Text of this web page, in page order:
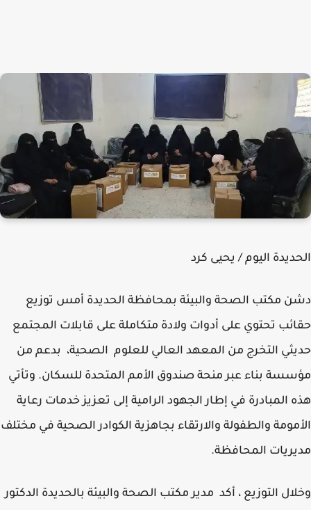
اليوم / يحيى كرد
مكتب الصحة والبيئة بمحافظة الحديدة أمس توزيع
تحتوي على أدوات ولادة متكاملة على قابلات المجتمع
التخرج من المعهد العالي للعلوم الصحية، بدعم من
بناء عبر منحة صندوق الأمم المتحدة للسكان. وتأتي
المبادرة في إطار الجهود الرامية إلى تعزيز خدمات رعاية
والطفولة والارتقاء بجاهزية الكوادر الصحية في مختلف
المحافظة.
التوزيع ، أكد مدير مكتب الصحة والبيئة بالحديدة الدكتور